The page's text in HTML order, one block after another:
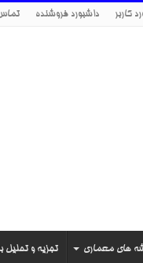
کاربر داشبورد فروشنده
های معماری تجزیه و تحلیل